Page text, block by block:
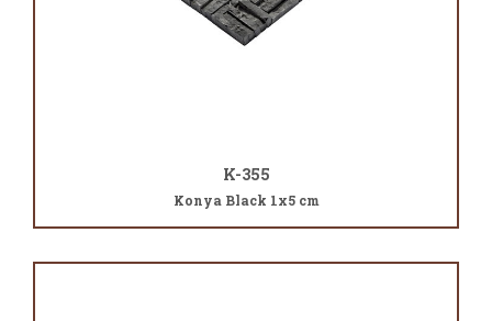
K-355
Konya Black 1x5 cm